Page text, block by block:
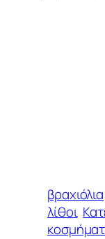
βραχιόλια
λίθοι